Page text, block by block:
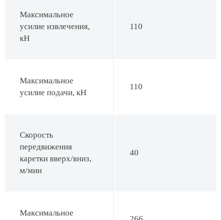
Максимальное
усилие извлечения,
кН
110
Максимальное
усилие подачи, кН
110
Скорость
передвижения
каретки вверх/вниз,
м/мин
40
Максимальное